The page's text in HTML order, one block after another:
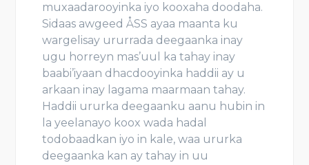
muxaadarooyinka iyo kooxaha doodaha.
Sidaas awgeed ÅSS ayaa maanta ku
wargelisay ururrada deegaanka inay
ugu horreyn mas’uul ka tahay inay
baabi’iyaan dhacdooyinka haddii ay u
arkaan inay lagama maarmaan tahay.
Haddii ururka deegaanku aanu hubin in
la yeelanayo koox wada hadal
todobaadkan iyo in kale, waa ururka
deegaanka kan ay tahay in uu